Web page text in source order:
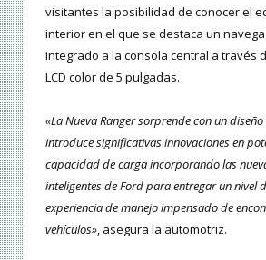
visitantes la posibilidad de conocer el
interior en el que se destaca un
integrado a la consola central a través
LCD color de 5 pulgadas.
«La Nueva Ranger sorprende con un
introduce significativas innovaciones en
capacidad de carga incorporando las
inteligentes de Ford para entregar un nivel
experiencia de manejo impensado de
vehículos», asegura la automotriz.